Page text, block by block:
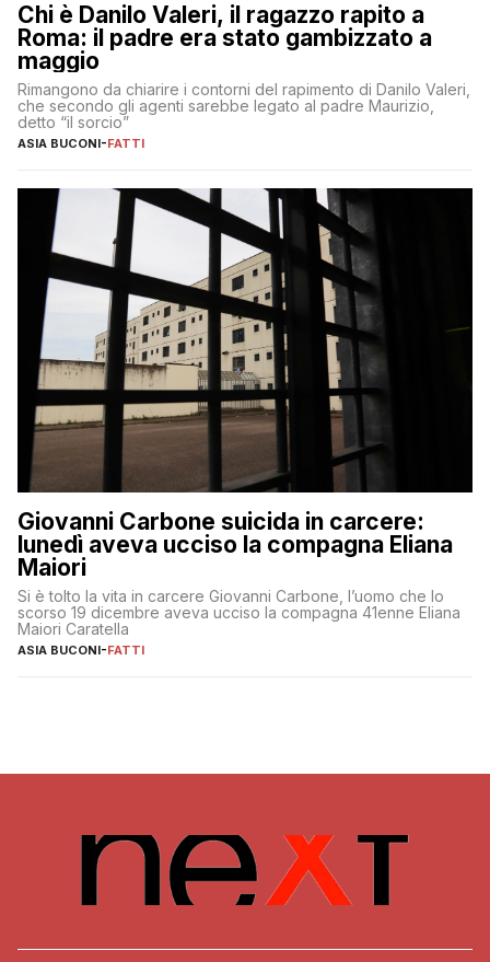
Chi è Danilo Valeri, il ragazzo rapito a
Roma: il padre era stato gambizzato a
maggio
Rimangono da chiarire i contorni del rapimento di Danilo Valeri,
che secondo gli agenti sarebbe legato al padre Maurizio,
detto “il sorcio”
ASIA BUCONI-FATTI
Giovanni Carbone suicida in carcere:
lunedì aveva ucciso la compagna Eliana
Maiori
Si è tolto la vita in carcere Giovanni Carbone, l’uomo che lo
scorso 19 dicembre aveva ucciso la compagna 41enne Eliana
Maiori Caratella
ASIA BUCONI-FATTI